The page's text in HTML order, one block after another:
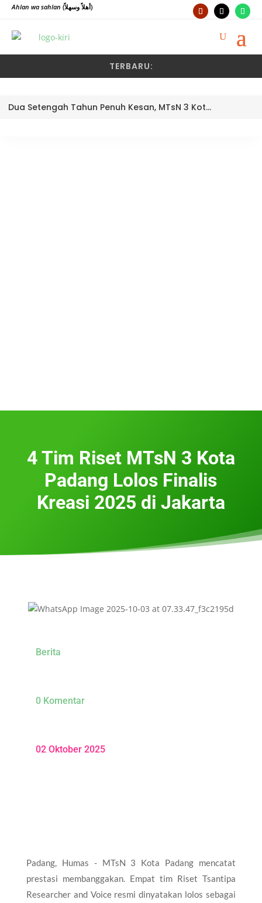
Ahlan wa sahlan (أهلاً وسهلاً)
TERBARU:
Dua Setengah Tahun Penuh Kesan, MTsN 3 Kota Padang Lepas Pengawas Pembina Dra. Nayusminar Nasrun
4 Tim Riset MTsN 3 Kota
Padang Lolos Finalis
Kreasi 2025 di Jakarta
Berita
0 Komentar
02 Oktober 2025
Padang, Humas - MTsN 3 Kota Padang mencatat
prestasi membanggakan. Empat tim Riset Tsantipa
Researcher and Voice resmi dinyatakan lolos sebagai